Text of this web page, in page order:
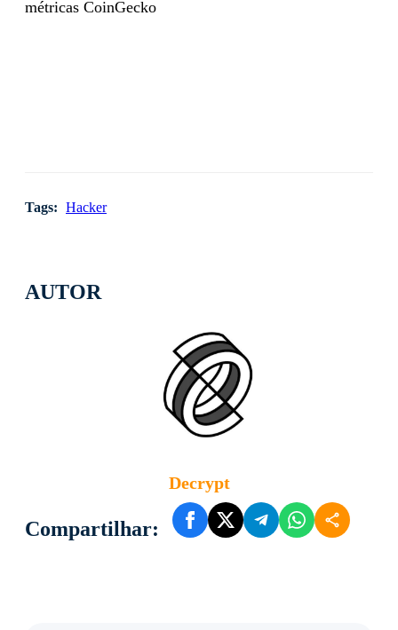
AUTOR
Decrypt
Compartilhar:
métricas CoinGecko
Tags: Hacker